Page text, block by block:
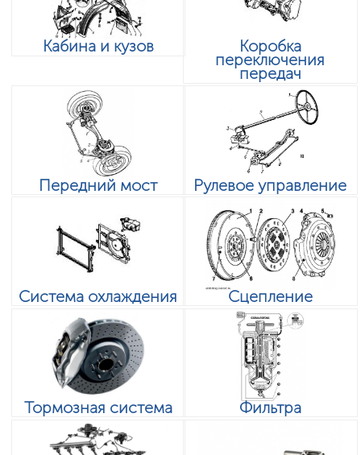
Кабина и кузов Коробка
переключения
передач
Передний мост Рулевое управление
Система охлаждения Сцепление
Тормозная система Фильтра